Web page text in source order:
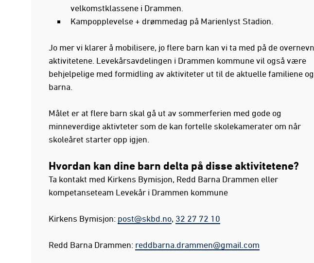
velkomstklassene i Drammen.
Kampopplevelse + drømmedag på Marienlyst Stadion.
Jo mer vi klarer å mobilisere, jo flere barn kan vi ta med på de
aktivitetene. Levekårsavdelingen i Drammen kommune vil også være
behjelpelige med formidling av aktiviteter ut til de aktuelle familiene og
barna.
Målet er at flere barn skal gå ut av sommerferien med gode og
minneverdige aktivteter som de kan fortelle skolekamerater om når
skoleåret starter opp igjen.
Hvordan kan dine barn delta på disse aktivitetene?
Ta kontakt med Kirkens Bymisjon, Redd Barna Drammen eller
kompetanseteam Levekår i Drammen kommune
Kirkens Bymisjon: post@skbd.no, 32 27 72 10
Redd Barna Drammen: reddbarna.drammen@gmail.com